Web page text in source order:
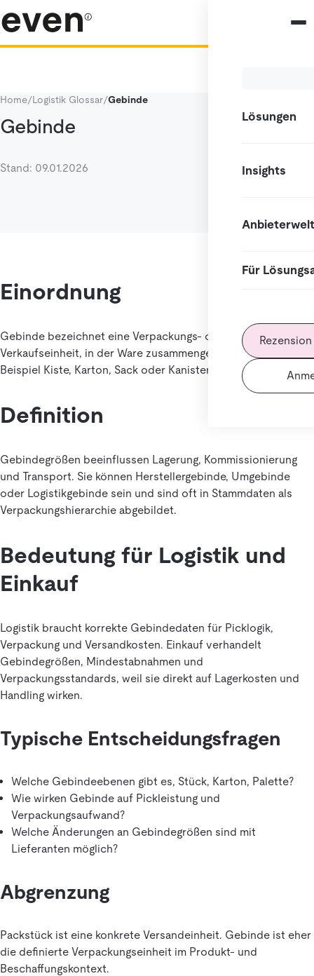
Lösungen
Insights
Anbieterwelt
Für
Home/Logistik Glossar/Gebinde
Gebinde
Stand: 09.01.2026
Einordnung
Gebinde bezeichnet eine Verpackungs- oder
Verkaufseinheit, in der Ware zusammengefasst ist, zum
Beispiel Kiste, Karton, Sack oder Kanister.
Definition
Gebindegrößen beeinflussen Lagerung, Kommissionierung
und Transport. Sie können Herstellergebinde, Umgebinde
oder Logistikgebinde sein und sind oft in Stammdaten als
Verpackungshierarchie abgebildet.
Bedeutung für Logistik und
Einkauf
Logistik braucht korrekte Gebindedaten für Picklogik,
Verpackung und Versandkosten. Einkauf verhandelt
Gebindegrößen, Mindestabnahmen und
Verpackungsstandards, weil sie direkt auf Lagerkosten und
Handling wirken.
Typische Entscheidungsfragen
Welche Gebindeebenen gibt es, Stück, Karton, Palette?
Wie wirken Gebinde auf Pickleistung und
Verpackungsaufwand?
Welche Änderungen an Gebindegrößen sind mit
Lieferanten möglich?
Abgrenzung
Packstück ist eine konkrete Versandeinheit. Gebinde ist eher
die definierte Verpackungseinheit im Produkt- und
Beschaffungskontext.